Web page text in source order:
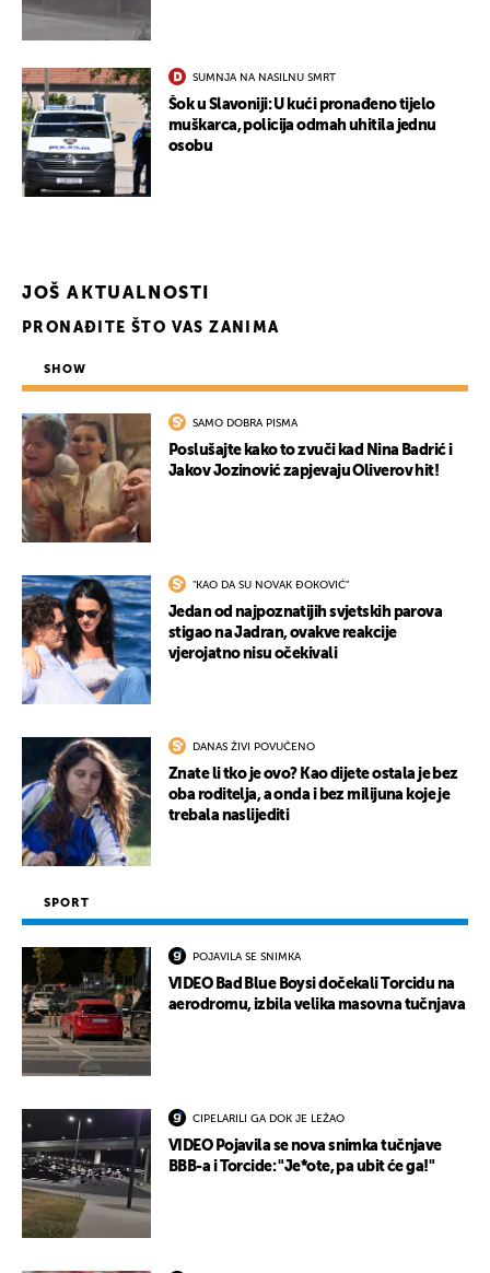
SUMNJA NA NASILNU SMRT
Šok u Slavoniji: U kući pronađeno tijelo
muškarca, policija odmah uhitila jednu
osobu
JOŠ AKTUALNOSTI
PRONAĐITE ŠTO VAS ZANIMA
SHOW
SAMO DOBRA PISMA
Poslušajte kako to zvuči kad Nina Badrić i
Jakov Jozinović zapjevaju Oliverov hit!
"KAO DA SU NOVAK ĐOKOVIĆ"
Jedan od najpoznatijih svjetskih parova
stigao na Jadran, ovakve reakcije
vjerojatno nisu očekivali
DANAS ŽIVI POVUČENO
Znate li tko je ovo? Kao dijete ostala je bez
oba roditelja, a onda i bez milijuna koje je
trebala naslijediti
SPORT
POJAVILA SE SNIMKA
VIDEO Bad Blue Boysi dočekali Torcidu na
aerodromu, izbila velika masovna tučnjava
CIPELARILI GA DOK JE LEŽAO
VIDEO Pojavila se nova snimka tučnjave
BBB-a i Torcide: "Je*ote, pa ubit će ga!"